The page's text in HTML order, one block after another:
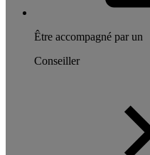
Être accompagné par un
Conseiller